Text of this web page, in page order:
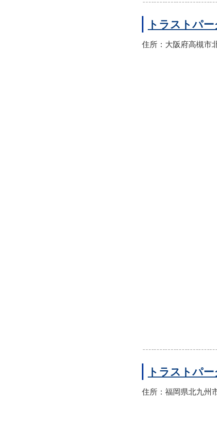
トラストパ
住所：大阪府高槻市
トラストパ
住所：福岡県北九州